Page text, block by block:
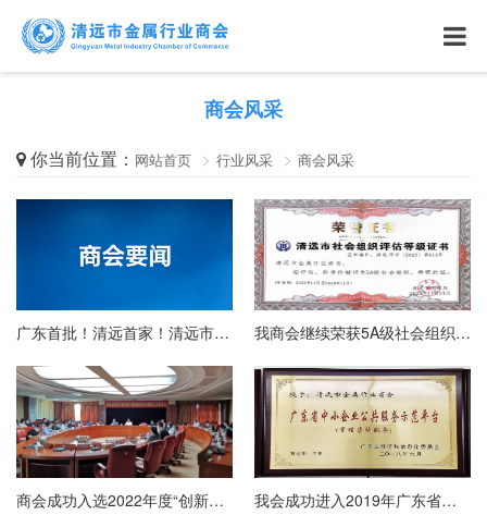
商会风采
你当前位置： 网站首页 行业风采 商会风采
广东首批！清远首家！清远市金属行业商会成功入选广东省内外贸一体化综合服务平台 我商会继续荣获5A级社会组织荣誉称号
商会成功入选2022年度“创新清远” 工商联（商会）改革发展案例 我会成功进入2019年广东省中小微企业服务券服务机构名录